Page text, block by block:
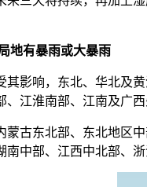
地有暴雨或大暴雨
响，东北、华北及黄
江淮南部、江南及广
东北部、东北地区中
中部、江西中北部、